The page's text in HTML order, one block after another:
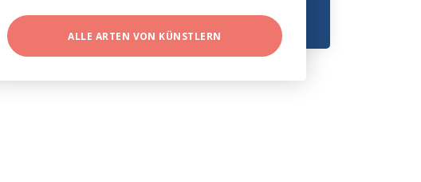
ALLE ARTEN VON KÜNSTLERN